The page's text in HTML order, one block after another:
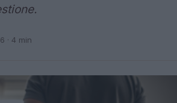
· 4 min